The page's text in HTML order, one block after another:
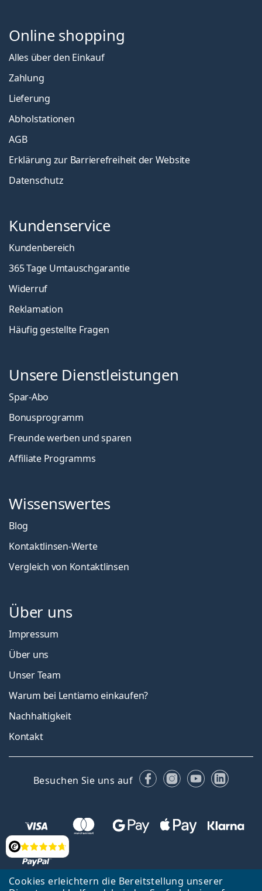
Cookies erleichtern die Bereitstellung unserer
Bewertung
Online shopping
Alles über den Einkauf
Zahlung
Lieferung
Abholstationen
AGB
Erklärung zur Barrierefreiheit der Website
Datenschutz
Kundenservice
Kundenbereich
365 Tage Umtauschgarantie
Widerruf
Reklamation
Häufig gestellte Fragen
Unsere Dienstleistungen
Spar-Abo
Bonusprogramm
Freunde werben und sparen
Affiliate Programms
Wissenswertes
Blog
Kontaktlinsen-Werte
Vergleich von Kontaktlinsen
Über uns
Impressum
Über uns
Unser Team
Warum bei Lentiamo einkaufen?
Nachhaltigkeit
Kontakt
Besuchen Sie uns auf FacebookInstagram
YouTube